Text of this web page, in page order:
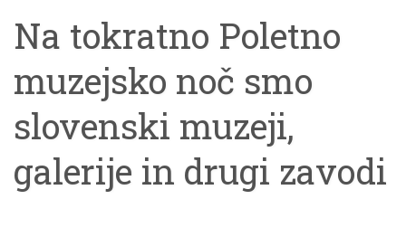
Na tokratno Poletno
muzejsko noč smo
slovenski muzeji,
galerije in drugi zavodi